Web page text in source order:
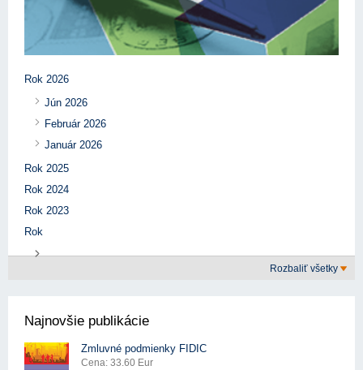
Rok 2026
Jún 2026
Február 2026
Január 2026
Rok 2025
Rok 2024
Rok 2023
Rok
Rozbaliť všetky
Najnovšie publikácie
Zmluvné podmienky FIDIC
Cena: 33.60 Eur